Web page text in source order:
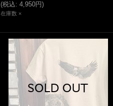
(税込: 4,950円)
在庫数 ×